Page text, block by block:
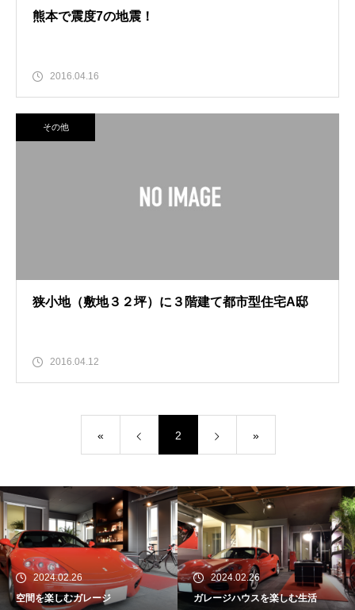
熊本で震度7の地震！
2016.04.16
その他
狭小地（敷地３２坪）に３階建て都市型住宅A邸
2016.04.12
« 2 »
2024.02.26
空間を楽しむガレージ
2024.02.26
ガレージハウスを楽しむ生活